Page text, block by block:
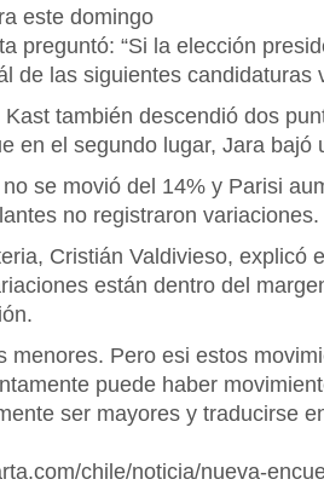
este domingo
preguntó: “Si la elección
de las siguientes candidaturas
también descendió dos
en el segundo lugar, Jara bajó
se movió del 14% y Parisi
no registraron variaciones.
Cristián Valdivieso, explicó
están dentro del
menores. Pero esi estos
puede haber
ser mayores y traducirse
chile/noticia/nueva-